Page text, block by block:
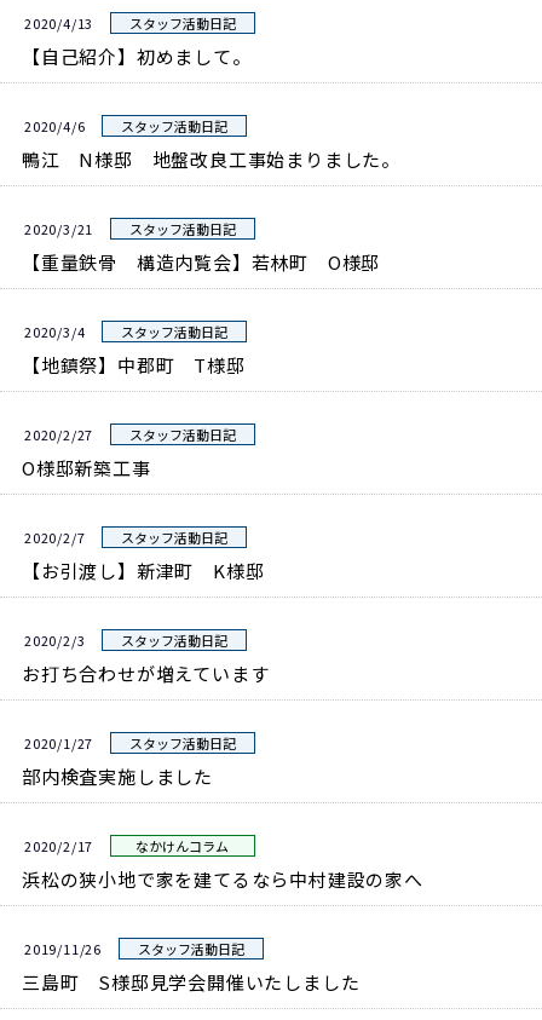
2020/4/13 スタッフ活動日記
【自己紹介】初めまして。
2020/4/6 スタッフ活動日記
鴨江 N様邸 地盤改良工事始まりました。
2020/3/21 スタッフ活動日記
【重量鉄骨 構造内覧会】若林町 O様邸
2020/3/4 スタッフ活動日記
【地鎮祭】中郡町 T様邸
2020/2/27 スタッフ活動日記
O様邸新築工事
2020/2/7 スタッフ活動日記
【お引渡し】新津町 K様邸
2020/2/3 スタッフ活動日記
お打ち合わせが増えています
2020/1/27 スタッフ活動日記
部内検査実施しました
2020/2/17 なかけんコラム
浜松の狭小地で家を建てるなら中村建設の家へ
2019/11/26 スタッフ活動日記
三島町 S様邸見学会開催いたしました